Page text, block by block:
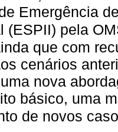
Emergência
(ESPII) pela
que com
cenários
nova
básico, uma
de novos